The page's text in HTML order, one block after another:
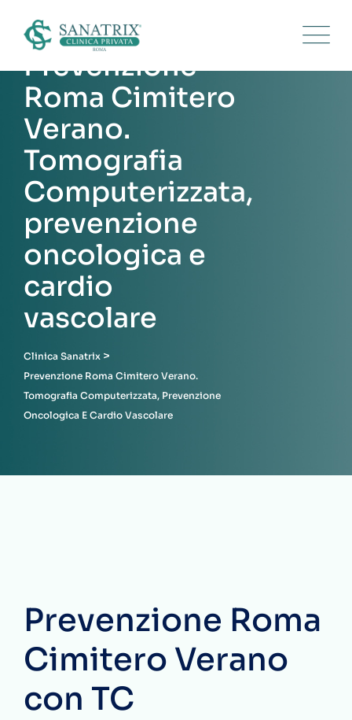
content
Prevenzione
Roma Cimitero
Verano.
Tomografia
Computerizzata,
prevenzione
oncologica e
cardio
vascolare
Clinica Sanatrix >
Prevenzione Roma Cimitero Verano.
Tomografia Computerizzata, Prevenzione
Oncologica E Cardio Vascolare
Prevenzione Roma
Cimitero Verano
con TC